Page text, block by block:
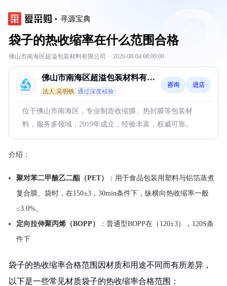
寻源宝典
袋子的热收缩率在什么范围合格
佛山市南海区超溢包装材料有限公司 · 2026-08-04 08:00:00
佛山市南海区超溢包装材料有限
公司
法人:吴明铁 通过深度核验
咨询 进店
位于佛山市南海区，专业制造收缩膜、热封膜等包装材
料，服务多领域，2019年成立，经验丰富，权威可靠。
介绍：
聚对苯二甲酸乙二酯（PET）
：用于食品包装用塑料与铝箔蒸煮
复合膜、袋时，在150±3，30min条件下，纵横向热收缩率一般
≤3.0%。
定向拉伸聚丙烯（BOPP）
：普通型BOPP在（120±3），120S条
件下
袋子的热收缩率合格范围因材质和用途不同而有所差异，
以下是一些常见材质袋子的热收缩率合格范围：